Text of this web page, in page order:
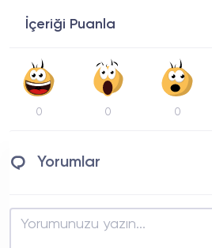
İçeriği Puanla
0 0 0
Yorumlar